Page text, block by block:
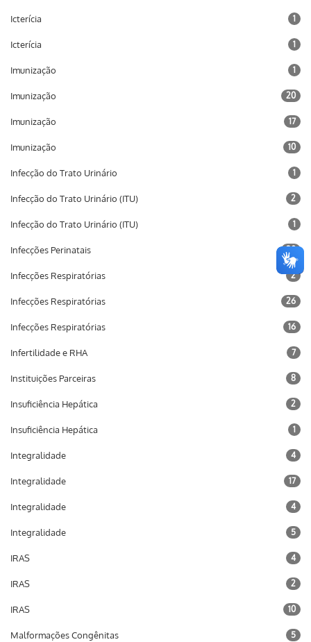
Icterícia 1
Icterícia 1
Imunização 1
Imunização 20
Imunização 17
Imunização 10
Infecção do Trato Urinário 1
Infecção do Trato Urinário (ITU) 2
Infecção do Trato Urinário (ITU) 1
Infecções Perinatais 20
Infecções Respiratórias 2
Infecções Respiratórias 26
Infecções Respiratórias 16
Infertilidade e RHA 7
Instituições Parceiras 8
Insuficiência Hepática 2
Insuficiência Hepática 1
Integralidade 4
Integralidade 17
Integralidade 4
Integralidade 5
IRAS 4
IRAS 2
IRAS 10
Malformações Congênitas 5